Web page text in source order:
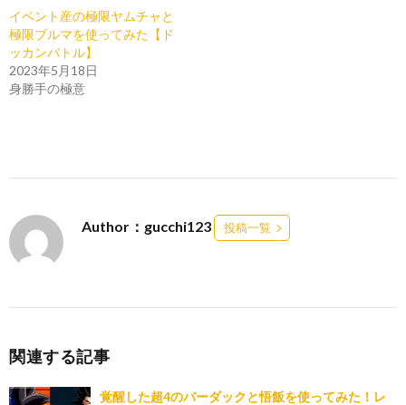
イベント産の極限ヤムチャと
極限ブルマを使ってみた【ド
ッカンバトル】
2023年5月18日
身勝手の極意
Author：gucchi123 投稿一覧
関連する記事
覚醒した超4のバーダックと悟飯を使ってみた！レ